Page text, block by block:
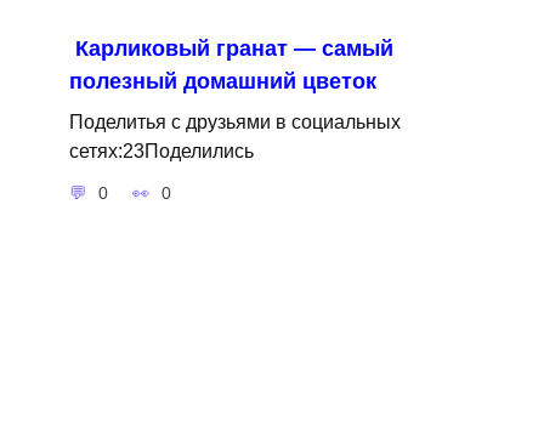
Карликовый гранат — самый
полезный домашний цветок
Поделитья с друзьями в социальных
сетях:23Поделились
0 0